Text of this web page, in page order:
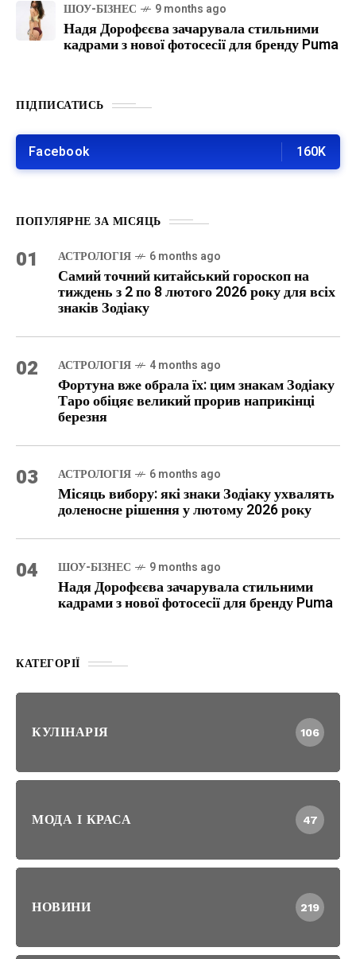
ШОУ-БІЗНЕС 9 months ago
Надя Дорофєєва зачарувала стильними
кадрами з нової фотосесії для бренду Puma
ПІДПИСАТИСЬ
Facebook 160K
ПОПУЛЯРНЕ ЗА МІСЯЦЬ
01 АСТРОЛОГІЯ 6 months ago
Самий точний китайський гороскоп на
тиждень з 2 по 8 лютого 2026 року для всіх
знаків Зодіаку
02 АСТРОЛОГІЯ 4 months ago
Фортуна вже обрала їх: цим знакам Зодіаку
Таро обіцяє великий прорив наприкінці
березня
03 АСТРОЛОГІЯ 6 months ago
Місяць вибору: які знаки Зодіаку ухвалять
доленосне рішення у лютому 2026 року
04 ШОУ-БІЗНЕС 9 months ago
Надя Дорофєєва зачарувала стильними
кадрами з нової фотосесії для бренду Puma
КАТЕГОРІЇ
КУЛІНАРІЯ 106
МОДА І КРАСА 47
НОВИНИ 219